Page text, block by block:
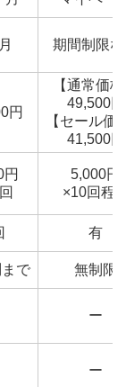
期間制限
円
【通常価
49,500円
【セール価
41,500円
円
5,000円
×10回程
有
で 無制限
ー
ー